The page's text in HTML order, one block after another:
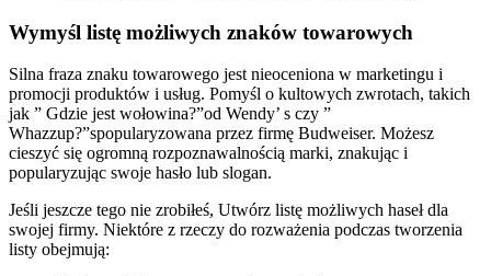
Wymyśl listę możliwych znaków towarowych
Silna fraza znaku towarowego jest nieoceniona w marketingu i
promocji produktów i usług. Pomyśl o kultowych zwrotach, takich
jak ” Gdzie jest wołowina?”od Wendy’ s czy ”
Whazzup?”spopularyzowana przez firmę Budweiser. Możesz
cieszyć się ogromną rozpoznawalnością marki, znakując i
popularyzując swoje hasło lub slogan.
Jeśli jeszcze tego nie zrobiłeś, Utwórz listę możliwych haseł dla
swojej firmy. Niektóre z rzeczy do rozważenia podczas tworzenia
listy obejmują: